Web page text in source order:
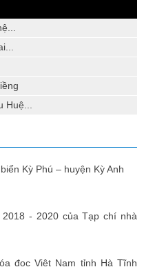
Kỳ Phú – huyện Kỳ Anh
- 2020 của Tạp chí nhà
đọc Việt Nam tỉnh Hà Tĩnh